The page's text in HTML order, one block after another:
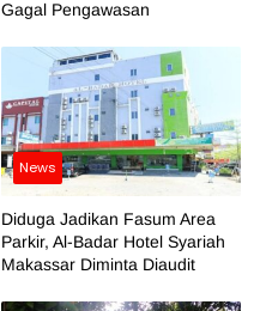
Gagal Pengawasan
News
Diduga Jadikan Fasum Area
Parkir, Al-Badar Hotel Syariah
Makassar Diminta Diaudit